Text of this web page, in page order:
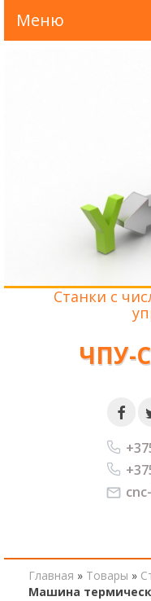
Станки с
ЧПУ-
Меню
Главная
Контакты
Главная » Товары »
Машина